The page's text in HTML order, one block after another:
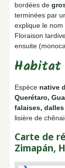
bordées de
terminées par
explique le
Floraison
ensuite
Espèce native
Querétaro,
falaises,
lisière de
Carte de
Zimapán,